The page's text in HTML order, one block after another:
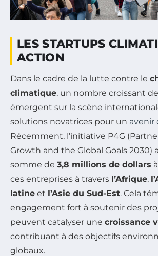
LES STARTUPS
ACTION
Dans le cadre de la lutte contre le
climatique, un nombre croissant de
émergent sur la scène
solutions novatrices pour un avenir
Récemment, l’initiative P4G
Growth and the Global Goals 2030)
somme de 3,8 millions de dollars
ces entreprises à travers l’Afrique,
latine et l’Asie du Sud-Est. Cela
engagement fort à soutenir des
peuvent catalyser une croissance
contribuant à des objectifs
globaux.